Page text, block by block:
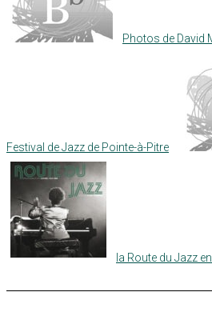
Photos de David
Festival de Jazz de Pointe-à-Pitre
la Route du Jazz